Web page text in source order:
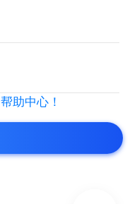
帮助中心！